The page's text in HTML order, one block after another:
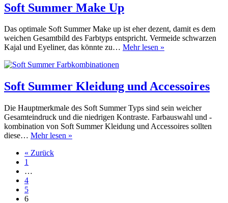
Soft Summer Make Up
Das optimale Soft Summer Make up ist eher dezent, damit es dem
weichen Gesamtbild des Farbtyps entspricht. Vermeide schwarzen
Kajal und Eyeliner, das könnte zu… Mehr lesen »
Soft Summer Kleidung und Accessoires
Die Hauptmerkmale des Soft Summer Typs sind sein weicher
Gesamteindruck und die niedrigen Kontraste. Farbauswahl und -
kombination von Soft Summer Kleidung und Accessoires sollten
diese… Mehr lesen »
« Zurück
1
…
4
5
6